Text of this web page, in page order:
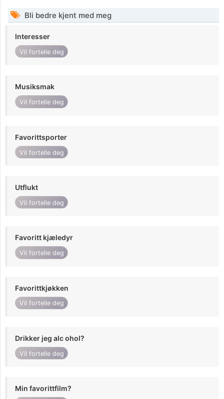
Bli bedre kjent med meg
Interesser
Vil fortelle deg
Musiksmak
Vil fortelle deg
Favorittsporter
Vil fortelle deg
Utflukt
Vil fortelle deg
Favoritt kjæledyr
Vil fortelle deg
Favorittkjøkken
Vil fortelle deg
Drikker jeg alc ohol?
Vil fortelle deg
Min favorittfilm?